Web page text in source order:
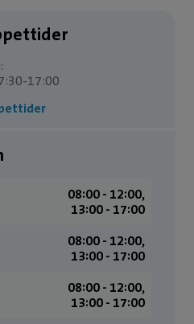
17:00
08:00 ­- 12:00,
13:00 ­- 17:00
08:00 ­- 12:00,
13:00 ­- 17:00
08:00 ­- 12:00,
13:00 ­- 17:00